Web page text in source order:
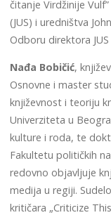
čitanje Virdžinije
(JUS) i uredništva
Odboru direktora
Nađa Bobičić,
Osnovne i master
književnost i teoriju
Univerziteta u
kulture i roda, te
Fakultetu političkih
redovno objavljuje
medija u regiji.
kritičara „Criticize